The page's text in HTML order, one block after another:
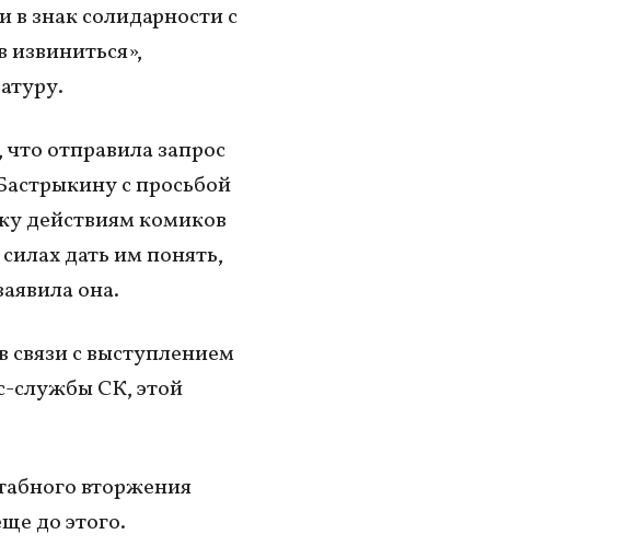
знак солидарности с
отправила запрос
с просьбой
действиям комиков
дать им понять,
она.
связи с выступлением
службы СК, этой
вторжения
до этого.